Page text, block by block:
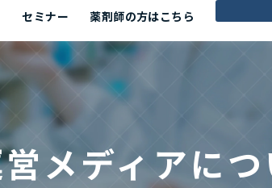
セミナー 薬剤師の方はこちら
メディアにつ